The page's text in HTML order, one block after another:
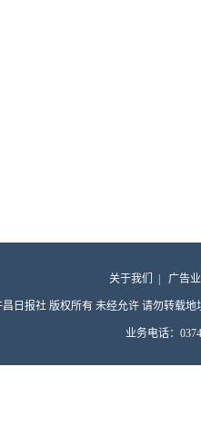
关于我们 广告
昌日报社 版权所有 未经允许 请勿转载地
业务电话：